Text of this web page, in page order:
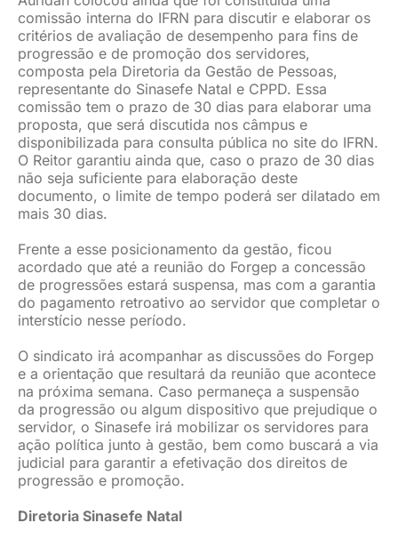
comissão interna do IFRN para discutir e elaborar os
critérios de avaliação de desempenho para fins de
progressão e de promoção dos servidores,
composta pela Diretoria da Gestão de Pessoas,
representante do Sinasefe Natal e CPPD. Essa
comissão tem o prazo de 30 dias para elaborar uma
proposta, que será discutida nos câmpus e
disponibilizada para consulta pública no site do IFRN.
O Reitor garantiu ainda que, caso o prazo de 30 dias
não seja suficiente para elaboração deste
documento, o limite de tempo poderá ser dilatado em
mais 30 dias.
Frente a esse posicionamento da gestão, ficou
acordado que até a reunião do Forgep a concessão
de progressões estará suspensa, mas com a garantia
do pagamento retroativo ao servidor que completar o
interstício nesse período.
O sindicato irá acompanhar as discussões do Forgep
e a orientação que resultará da reunião que acontece
na próxima semana. Caso permaneça a suspensão
da progressão ou algum dispositivo que prejudique o
servidor, o Sinasefe irá mobilizar os servidores para
ação política junto à gestão, bem como buscará a via
judicial para garantir a efetivação dos direitos de
progressão e promoção.
Diretoria Sinasefe Natal